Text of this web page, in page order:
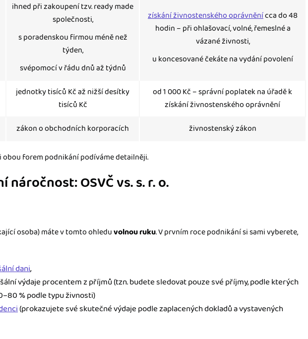
ihned při zakoupení tzv. ready made
společnosti,
s poradenskou firmou méně než
týden,
svépomocí v řádu dnů až týdnů
získání živnostenského oprávněnícca do 48
hodin – při ohlašovací, volné, řemeslné a
vázané živnosti,
u koncesované čekáte na vydání povolení
jednotky tisíců Kč až nižší desítky
tisíců Kč
od 1 000 Kč – správní poplatek na úřadě k
získání živnostenského oprávnění
zákon o obchodních korporacích živnostenský zákon
obou forem podnikání podíváme detailněji.
OSVČ vs. s. r. o.
osoba) máte v tomto ohleduvolnou ruku. V prvním roce podnikání si sami vyberete,
dani,
výdaje procentem z příjmů (tzn. budete sledovat pouze své příjmy, podle kterých
% podle typu živnosti)
(prokazujete své skutečné výdaje podle zaplacených dokladů a vystavených